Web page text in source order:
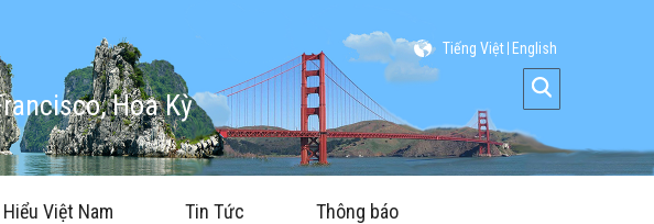
Hoa Kỳ
Tiếng Việt English
Việt Nam Tin Tức Thông báo